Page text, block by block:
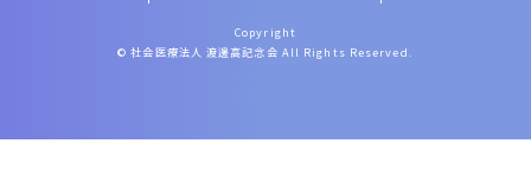
Copyright
© 社会医療法人 渡邊高記念会 All Rights Reserved.